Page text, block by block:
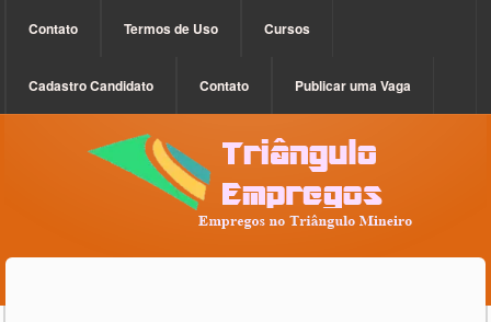
Contato Termos de Uso Cursos
Cadastro Candidato Contato Publicar uma Vaga